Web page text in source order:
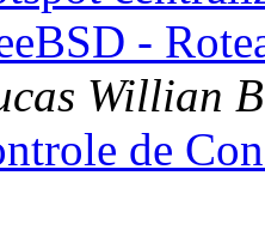
-
Willian
de